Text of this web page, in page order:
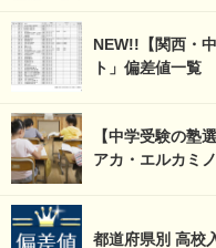
NEW!!【関西・
ト」偏差値一覧
【中学受験の塾
アカ・エルカミ
都道府県別 高校